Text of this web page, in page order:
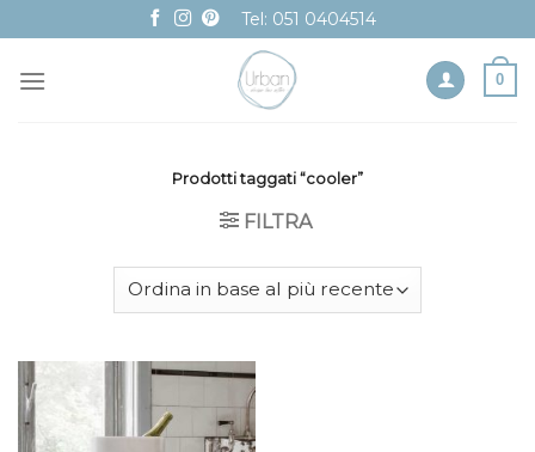
to
content
Tel: 051 0404514
0
Prodotti taggati “cooler”
FILTRA